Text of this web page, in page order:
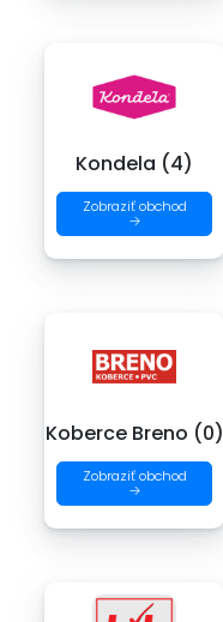
Kondela (4)
Zobraziť obchod
→
Koberce Breno (0)
Zobraziť obchod
→